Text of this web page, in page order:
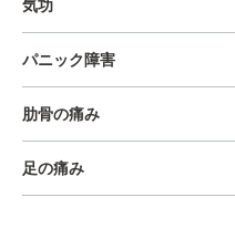
気功
パニック障害
肋骨の痛み
足の痛み